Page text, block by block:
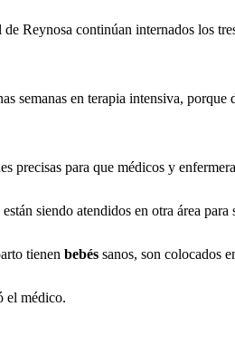
Reynosa continúan internados los
semanas en terapia intensiva,
para que médicos y
siendo atendidos en otra área
tienen bebés sanos, son colocados
el médico.